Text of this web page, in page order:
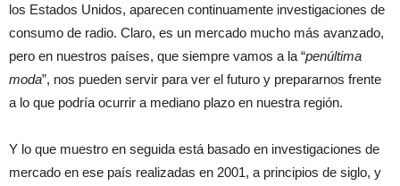
los Estados Unidos, aparecen continuamente investigaciones de
consumo de radio. Claro, es un mercado mucho más avanzado,
pero en nuestros países, que siempre vamos a la “penúltima
moda”, nos pueden servir para ver el futuro y prepararnos frente
a lo que podría ocurrir a mediano plazo en nuestra región.
Y lo que muestro en seguida está basado en investigaciones de
mercado en ese país realizadas en 2001, a principios de siglo, y